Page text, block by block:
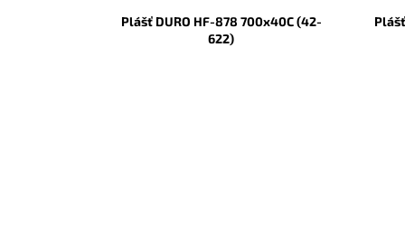
Plášť DURO HF-878 700x40C (42-
622)